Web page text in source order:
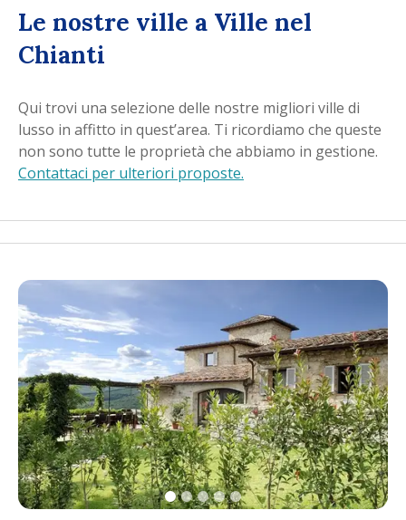
artistiche e architettoniche. Se siete alla ricerca di una
sistemazione per le vostre prossime vacanze nel
Chianti, WeVillas offre diverse soluzioni per tutti
tipica della Toscana, a contatto con la natura e con la
sua bellezza mozzafiato.
Le nostre ville a Ville nel
Chianti
Qui trovi una selezione delle nostre migliori ville di
lusso in affitto in quest’area. Ti ricordiamo che queste
non sono tutte le proprietà che abbiamo in gestione.
Contattaci per ulteriori proposte.